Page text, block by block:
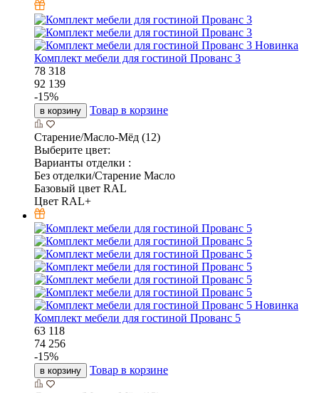
Новинка
Комплект мебели для гостиной Прованс 3
78 318
92 139
-15%
в корзину Товар в корзине
Старение/Масло-Мёд (12)
Выберите цвет:
Варианты отделки :
Без отделки/Старение Масло
Базовый цвет RAL
Цвет RAL+
Новинка
Комплект мебели для гостиной Прованс 5
63 118
74 256
-15%
в корзину Товар в корзине